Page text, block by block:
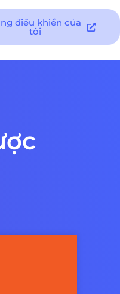
điều khiển của
tôi